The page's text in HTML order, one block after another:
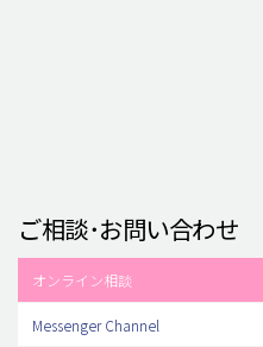
ご相談･お問い合わせ
オンライン相談
Messenger Channel